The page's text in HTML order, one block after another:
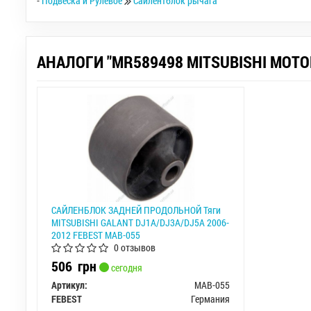
АНАЛОГИ "MR589498 MITSUBISHI
САЙЛЕНБЛОК ЗАДНЕЙ ПРОДОЛЬНОЙ Тяги
MITSUBISHI GALANT DJ1A/DJ3A/DJ5A 2006-
2012 FEBEST MAB-055
0 отзывов
506 грн
сегодня
Артикул:
MAB-055
FEBEST
Германия